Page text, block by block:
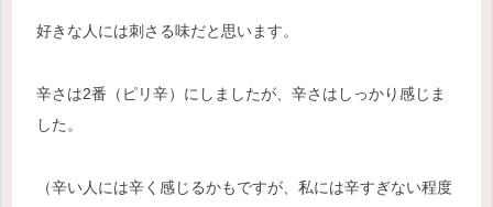
好きな人には刺さる味だと思います。
辛さは2番（ピリ辛）にしましたが、辛さはしっかり感じま
した。
（辛い人には辛く感じるかもですが、私には辛すぎない程度